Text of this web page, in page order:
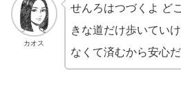
カオス
せんろはつづくよ ど
きな道だけ歩いてい
なくて済むから安心だ